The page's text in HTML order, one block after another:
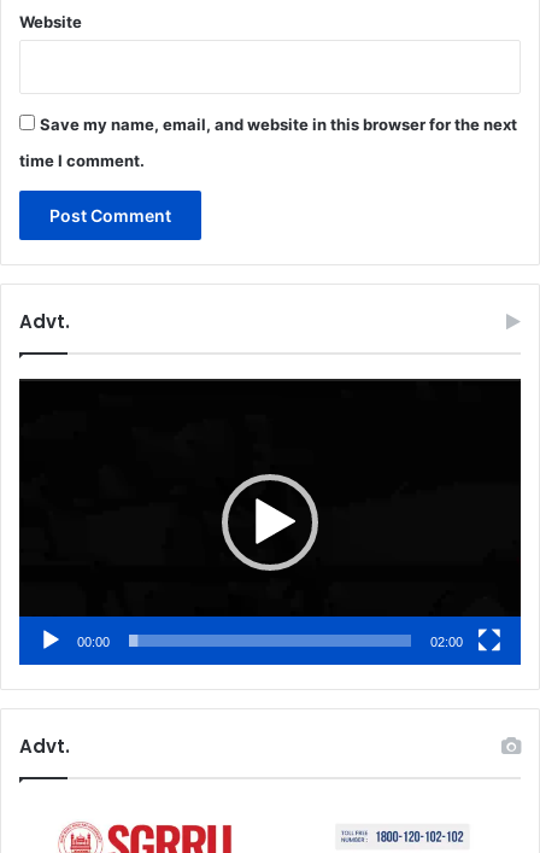
Website
Save my name, email, and website in this browser for the next
time I comment.
Advt.
00:00 02:00
Advt.